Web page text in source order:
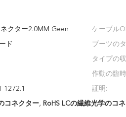
クター2.0MM Geen ケーブル
ド ブーツの
タイプの
作動の臨
1272.1 証明:
コネクター, RoHS LCの繊維光学のコ